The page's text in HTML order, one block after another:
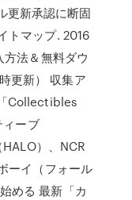
更新承認に断固
トマップ. 2016
法＆無料ダウ
更新） 収集ア
Collectibles
ーブ
）、NCR
ーイ（フォール
める 最新「カ